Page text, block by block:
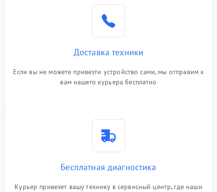
Доставка техники
Если вы не можете привезти устройство сами, мы отправим к
вам нашего курьера бесплатно
Бесплатная диагностика
Курьер привезет вашу технику в сервисный центр, где наши